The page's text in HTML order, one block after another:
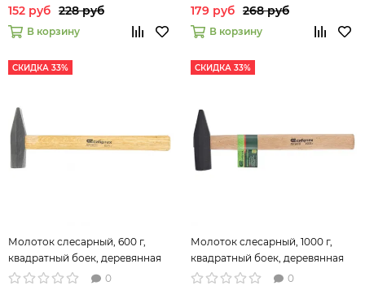
152 руб 228 руб
В корзину
179 руб 268 руб
В корзину
СКИДКА 33%
Молоток слесарный, 600 г,
квадратный боек, деревянная
рукоятка Сибртех 10219
0
СКИДКА 33%
Молоток слесарный, 1000 г,
квадратный боек, деревянная
рукоятка Сибртех 10222
0